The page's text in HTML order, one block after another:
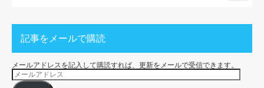
記事をメールで購読
メールアドレスを記入して購読すれば、更新をメールで受信できます。
メ
ー
ル